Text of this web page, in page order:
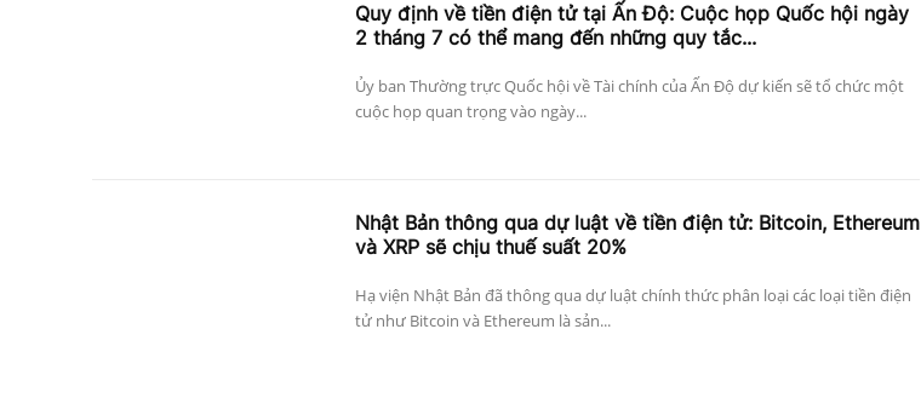
Quy định về tiền điện tử tại Ấn Độ: Cuộc họp Quốc hội ngày
2 tháng 7 có thể mang đến những quy tắc...
Ủy ban Thường trực Quốc hội về Tài chính của Ấn Độ dự kiến ​​sẽ tổ chức một
cuộc họp quan trọng vào ngày...
Nhật Bản thông qua dự luật về tiền điện tử: Bitcoin, Ethereum
và XRP sẽ chịu thuế suất 20%
Hạ viện Nhật Bản đã thông qua dự luật chính thức phân loại các loại tiền điện
tử như Bitcoin và Ethereum là sản...